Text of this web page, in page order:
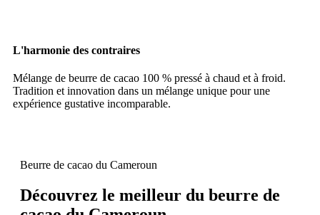
L'harmonie des contraires
Mélange de beurre de cacao 100 % pressé à chaud et à froid.
Tradition et innovation dans un mélange unique pour une
expérience gustative incomparable.
Beurre de cacao du Cameroun
Découvrez le meilleur du beurre de